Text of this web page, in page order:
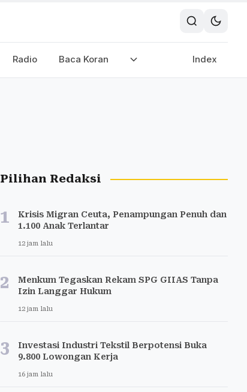
Radio Baca Koran Index
Pilihan Redaksi
1
Krisis Migran Ceuta, Penampungan Penuh dan
1.100 Anak Terlantar
12 jam lalu
2
Menkum Tegaskan Rekam SPG GIIAS Tanpa
Izin Langgar Hukum
12 jam lalu
3
Investasi Industri Tekstil Berpotensi Buka
9.800 Lowongan Kerja
16 jam lalu